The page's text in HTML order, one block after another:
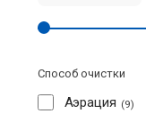
Способ очистки
Аэрация 9